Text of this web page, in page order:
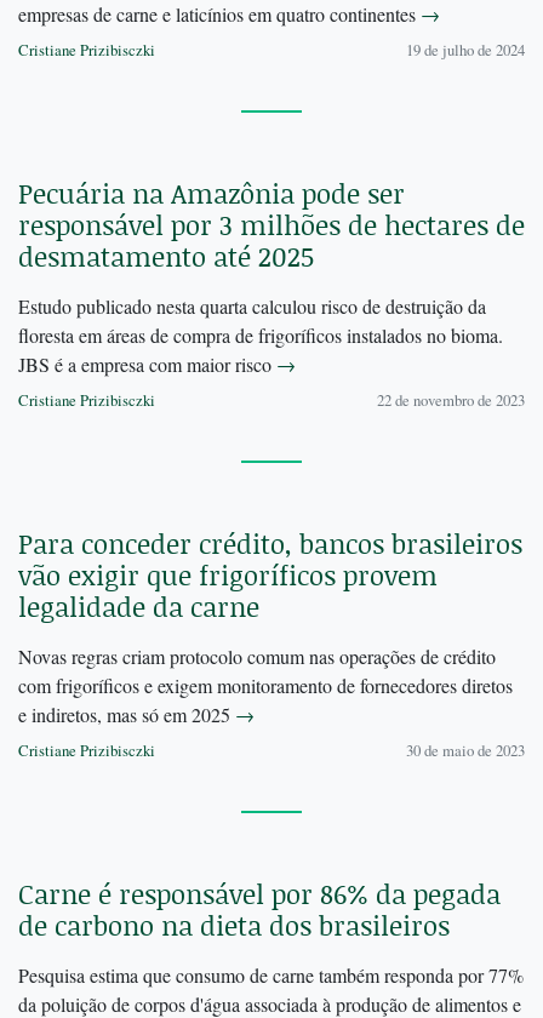
empresas de carne e laticínios em quatro continentes →
Cristiane Prizibisczki 19 de julho de 2024
Pecuária na Amazônia pode ser
responsável por 3 milhões de hectares de
desmatamento até 2025
Estudo publicado nesta quarta calculou risco de destruição da
floresta em áreas de compra de frigoríficos instalados no bioma.
JBS é a empresa com maior risco →
Cristiane Prizibisczki 22 de novembro de 2023
Para conceder crédito, bancos brasileiros
vão exigir que frigoríficos provem
legalidade da carne
Novas regras criam protocolo comum nas operações de crédito
com frigoríficos e exigem monitoramento de fornecedores diretos
e indiretos, mas só em 2025 →
Cristiane Prizibisczki 30 de maio de 2023
Carne é responsável por 86% da pegada
de carbono na dieta dos brasileiros
Pesquisa estima que consumo de carne também responda por 77%
da poluição de corpos d'água associada à produção de alimentos e